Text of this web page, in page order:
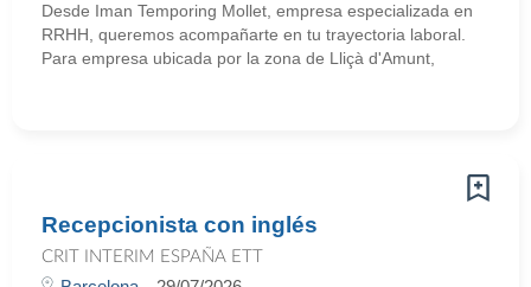
Desde Iman Temporing Mollet, empresa especializada en
RRHH, queremos acompañarte en tu trayectoria laboral.
Para empresa ubicada por la zona de Lliçà d'Amunt,
Recepcionista con inglés
CRIT INTERIM ESPAÑA ETT